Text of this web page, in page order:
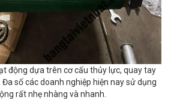
động dựa trên cơ cấu thủy lực, quay tay
số các doanh nghiệp hiện nay sử dụng
rất nhẹ nhàng và nhanh.